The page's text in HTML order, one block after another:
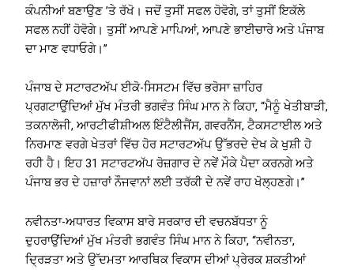
ਕੰਪਨੀਆਂ ਬਣਾਉਣ ’ਤੇ ਰੱਖੋ। ਜਦੋਂ ਤੁਸੀਂ ਸਫਲ ਹੋਵੋਗੇ, ਤਾਂ ਤੁਸੀਂ ਇਕੱਲੇ
ਸਫਲ ਨਹੀਂ ਹੋਵੋਗੇ। ਤੁਸੀਂ ਆਪਣੇ ਮਾਪਿਆਂ, ਆਪਣੇ ਭਾਈਚਾਰੇ ਅਤੇ ਪੰਜਾਬ
ਦਾ ਮਾਣ ਵਧਾਓਗੇ।”
ਪੰਜਾਬ ਦੇ ਸਟਾਰਟਅੱਪ ਈਕੋ-ਸਿਸਟਮ ਵਿੱਚ ਭਰੋਸਾ ਜ਼ਾਹਿਰ
ਪ੍ਰਗਟਾਉਂਦਿਆਂ ਮੁੱਖ ਮੰਤਰੀ ਭਗਵੰਤ ਸਿੰਘ ਮਾਨ ਨੇ ਕਿਹਾ, “ਮੈਨੂੰ ਖੇਤੀਬਾੜੀ,
ਤਕਨਾਲੋਜੀ, ਆਰਟੀਫੀਸ਼ੀਅਲ ਇੰਟੈਲੀਜੈਂਸ, ਗਵਰਨੈਂਸ, ਟੈਕਸਟਾਈਲ ਅਤੇ
ਨਿਰਮਾਣ ਵਰਗੇ ਖੇਤਰਾਂ ਵਿੱਚ ਹੋਰ ਸਟਾਰਟਅੱਪ ਉੱਭਰਦੇ ਦੇਖ ਕੇ ਖੁਸ਼ੀ ਹੋ
ਰਹੀ ਹੈ। ਇਹ 31 ਸਟਾਰਟਅੱਪ ਰੋਜ਼ਗਾਰ ਦੇ ਨਵੇਂ ਮੌਕੇ ਪੈਦਾ ਕਰਨਗੇ ਅਤੇ
ਪੰਜਾਬ ਭਰ ਦੇ ਹਜ਼ਾਰਾਂ ਨੌਜਵਾਨਾਂ ਲਈ ਤਰੱਕੀ ਦੇ ਨਵੇਂ ਰਾਹ ਖੋਲ੍ਹਣਗੇ।”
ਨਵੀਨਤਾ-ਅਧਾਰਤ ਵਿਕਾਸ ਬਾਰੇ ਸਰਕਾਰ ਦੀ ਵਚਨਬੱਧਤਾ ਨੂੰ
ਦੁਹਰਾਉਂਦਿਆਂ ਮੁੱਖ ਮੰਤਰੀ ਭਗਵੰਤ ਸਿੰਘ ਮਾਨ ਨੇ ਕਿਹਾ, ‘‘ਨਵੀਨਤਾ,
ਦ੍ਰਿੜਤਾ ਅਤੇ ਉੱਦਮਤਾ ਆਰਥਿਕ ਵਿਕਾਸ ਦੀਆਂ ਪ੍ਰੇਰਕ ਸ਼ਕਤੀਆਂ